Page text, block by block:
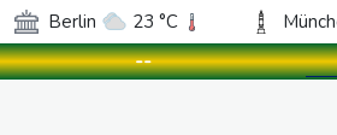
Berlin 23 °C
Frankfurt am Main
22 °C
--